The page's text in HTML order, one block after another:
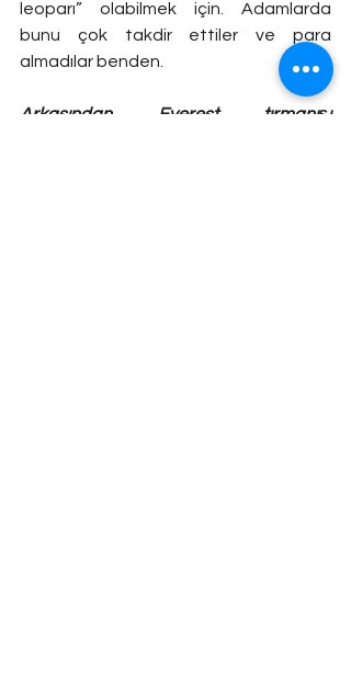
leoparı” olabilmek için. Adamlarda
bunu çok takdir ettiler ve para
almadılar benden.
Arkasından Everest tırmanışı